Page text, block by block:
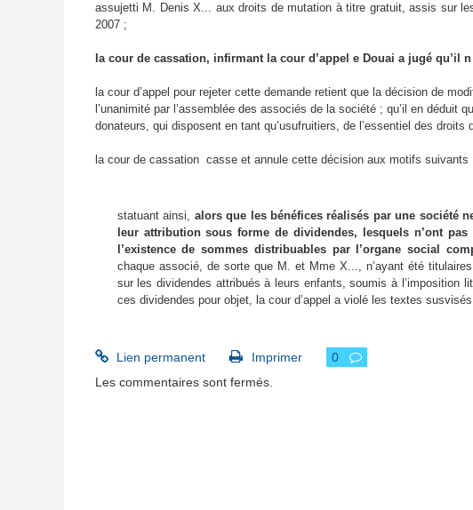
assujetti M. Denis X... aux droits de mutation à titre gratuit, assis sur
2007 ;
la cour de cassation, infirmant la cour d’appel e Douai a jugé qu’il
la cour d’appel pour rejeter cette demande retient que la décision de
l’unanimité par l’assemblée des associés de la société ; qu’il en déduit
donateurs, qui disposent en tant qu’usufruitiers, de l’essentiel des
la cour de cassation casse et annule cette décision aux motifs suivants
statuant ainsi, alors que les bénéfices réalisés par une société
leur attribution sous forme de dividendes, lesquels n’ont
l’existence de sommes distribuables par l’organe social
chaque associé, de sorte que M. et Mme X..., n’ayant été
sur les dividendes attribués à leurs enfants, soumis à l’imposition
ces dividendes pour objet, la cour d’appel a violé les textes
Lien permanent Imprimer
0
Les commentaires sont fermés.